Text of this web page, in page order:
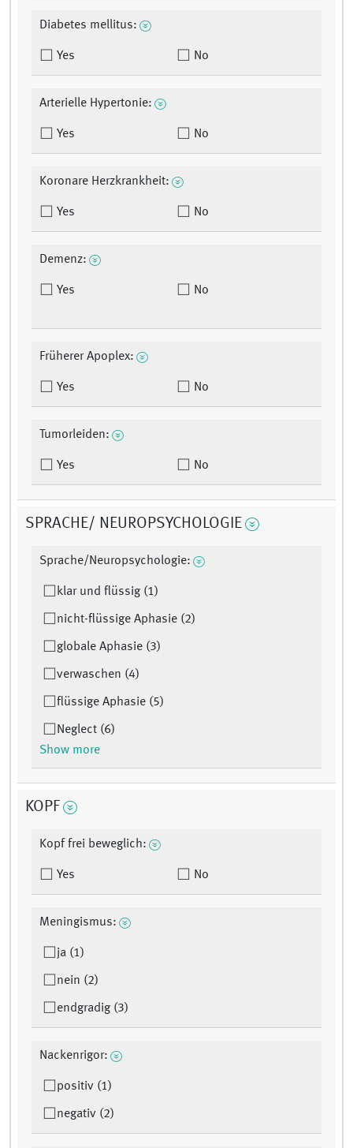
Diabetes mellitus:
Yes No
Arterielle Hypertonie:
Yes No
Koronare Herzkrankheit:
Yes No
Demenz:
Yes No
Früherer Apoplex:
Yes No
Tumorleiden:
Yes No
SPRACHE/ NEUROPSYCHOLOGIE
Sprache/Neuropsychologie:
klar und flüssig (1)
nicht-flüssige Aphasie (2)
globale Aphasie (3)
verwaschen (4)
flüssige Aphasie (5)
Neglect (6)
Show more
KOPF
Kopf frei beweglich:
Yes No
Meningismus:
ja (1)
nein (2)
endgradig (3)
Nackenrigor:
positiv (1)
negativ (2)